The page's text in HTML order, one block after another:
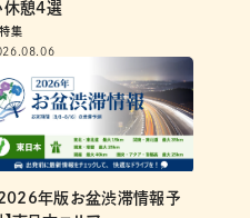
休憩4選
特集
2026年版お盆渋滞情報予